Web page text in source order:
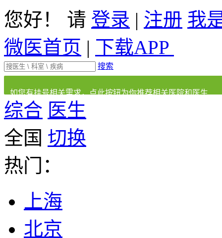
您好！ 请 登录 | 注册 我
微医首页 | 下载APP
搜索
如您有挂号相关需求，点此按钮为你推荐相关医院和医生
综合 医生
全国 切换
热门：
上海
北京